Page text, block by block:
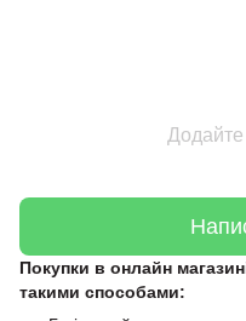
Додайте
Покупки в онлайн
такими способами: